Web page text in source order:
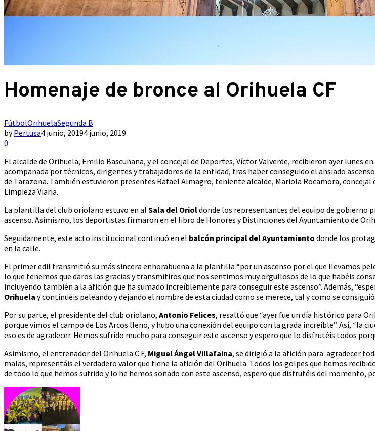
Homenaje de bronce al Orihuela CF
FútbolOrihuelaSegunda B
byPertusa4 junio, 20194 junio, 2019
0
El alcalde de Orihuela, Emilio Bascuñana, y el concejal de Deportes, Víctor Valverde, recibieron ayer lunes
acompañada por técnicos, dirigentes y trabajadores de la entidad, tras haber conseguido el ansiado
de Tarazona. También estuvieron presentes Rafael Almagro, teniente alcalde, Mariola Rocamora, concejal
Limpieza Viaria.
La plantilla del club oriolano estuvo en al Sala del Orioldonde los representantes del equipo de gobierno
ascenso. Asimismo, los deportistas firmaron en el libro de Honores y Distinciones del Ayuntamiento de
Seguidamente, este acto institucional continuó en el balcón principal del Ayuntamiento donde los
en la calle.
El primer edil transmitió su más sincera enhorabuena a la plantilla “por un ascenso por el que llevamos
lo que tenemos que daros las gracias y transmitiros que nos sentimos muy orgullosos de lo que habéis
incluyendo también a la afición que ha sumado increíblemente para conseguir este ascenso”. Además,
Orihuela y continuéis peleando y dejando el nombre de esta ciudad como se merece, tal y como se consiguió
Por su parte, el presidente del club oriolano, Antonio Felices, resaltó que “ayer fue un día histórico para
porque vimos el campo de Los Arcos lleno, y hubo una conexión del equipo con la grada increíble”. Así, “la
eso es de agradecer. Hemos sufrido mucho para conseguir este ascenso y espero que lo disfrutéis todos
Asimismo, el entrenador del Orihuela C.F, Miguel Ángel Villafaina, se dirigió a la afición para agradecer
malas, representáis el verdadero valor que tiene la afición del Orihuela. Todos los golpes que hemos
de todo lo que hemos sufrido y lo he hemos soñado con este ascenso, espero que disfrutéis del momento,